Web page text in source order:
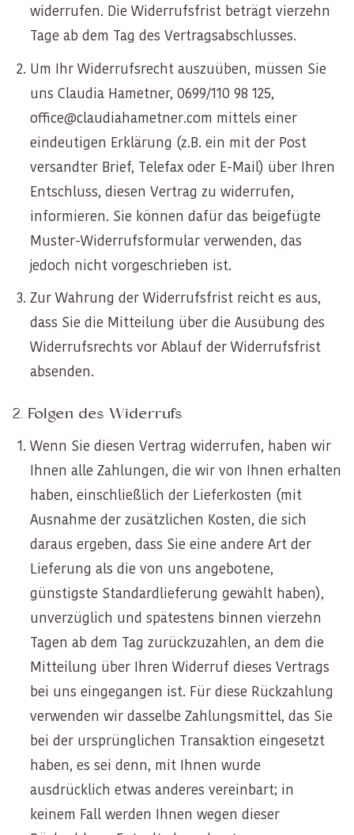
widerrufen. Die Widerrufsfrist beträgt vierzehn
Tage ab dem Tag des Vertragsabschlusses.
Um Ihr Widerrufsrecht auszuüben, müssen Sie
uns Claudia Hametner, 0699/110 98 125,
office@claudiahametner.com mittels einer
eindeutigen Erklärung (z.B. ein mit der Post
versandter Brief, Telefax oder E-Mail) über Ihren
Entschluss, diesen Vertrag zu widerrufen,
informieren. Sie können dafür das beigefügte
Muster-Widerrufsformular verwenden, das
jedoch nicht vorgeschrieben ist.
Zur Wahrung der Widerrufsfrist reicht es aus,
dass Sie die Mitteilung über die Ausübung des
Widerrufsrechts vor Ablauf der Widerrufsfrist
absenden.
2. Folgen des Widerrufs
Wenn Sie diesen Vertrag widerrufen, haben wir
Ihnen alle Zahlungen, die wir von Ihnen erhalten
haben, einschließlich der Lieferkosten (mit
Ausnahme der zusätzlichen Kosten, die sich
daraus ergeben, dass Sie eine andere Art der
Lieferung als die von uns angebotene,
günstigste Standardlieferung gewählt haben),
unverzüglich und spätestens binnen vierzehn
Tagen ab dem Tag zurückzuzahlen, an dem die
Mitteilung über Ihren Widerruf dieses Vertrags
bei uns eingegangen ist. Für diese Rückzahlung
verwenden wir dasselbe Zahlungsmittel, das Sie
bei der ursprünglichen Transaktion eingesetzt
haben, es sei denn, mit Ihnen wurde
ausdrücklich etwas anderes vereinbart; in
keinem Fall werden Ihnen wegen dieser